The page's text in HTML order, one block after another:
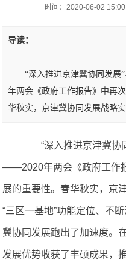
时间：2020-06-02
导读：
“深入推进京津冀协同发展”
年两会《政府工作报告》中再
华秋实，京津冀协同发展战略
“深入推进京津冀协同
——2020年两会《政府工作
展的重要性。春华秋实，京
“三区一基地”功能定位、不
冀协同发展跑出了加速度。
发展优势收获了丰硕成果，